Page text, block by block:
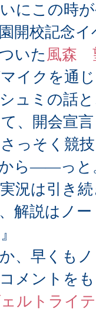
いにこの
開校記念
いた 風森
イクを通
ュミの話
、開会宣
さっそく競
ら――っと
況は引き続
解説はノー
、早くも
メントを
ェルトライ